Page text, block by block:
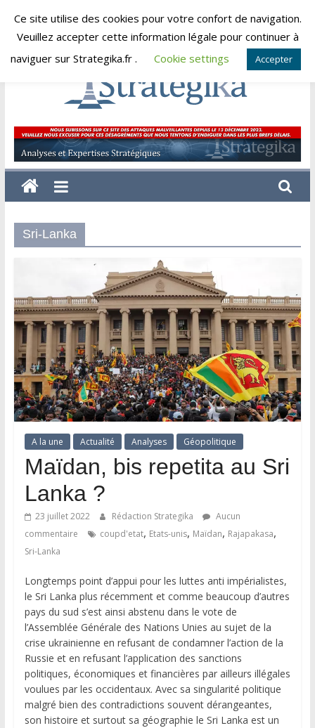
Skip
dimanche, août 9, 2026
Strategika
Expertise
et
Analyses
Sri-Lanka
A la une Actualité Analyses Géopolitique
Maïdan, bis repetita au Sri
Lanka ?
23 juillet 2022 Rédaction Strategika
Aucun
commentaire
coupd'etat, Etats-unis, Maïdan, Rajapakasa,
Sri-Lanka
Longtemps point d’appui pour les luttes anti impérialistes,
le Sri Lanka plus récemment et comme beaucoup d’autres
pays du sud s’est ainsi abstenu dans le vote de
l’Assemblée Générale des Nations Unies au sujet de la
crise ukrainienne en refusant de condamner l’action de la
Russie et en refusant l’application des sanctions
politiques, économiques et financières par ailleurs illégales
voulues par les occidentaux. Avec sa singularité politique
malgré bien des contradictions souvent dérangeantes,
son histoire et surtout sa géographie le Sri Lanka est un
Ce site utilise des cookies pour votre confort de navigation.
Veuillez accepter cette information légale pour continuer à
naviguer sur Strategika.fr .
Cookie settings Accepter